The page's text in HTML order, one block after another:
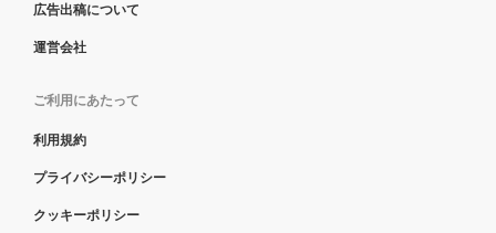
広告出稿について
運営会社
ご利用にあたって
利用規約
プライバシーポリシー
クッキーポリシー